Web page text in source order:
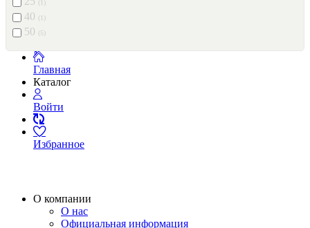
(1)
40 (1)
50 (5)
Главная
Каталог
Войти
Избранное
О компании
О нас
Официальная информация